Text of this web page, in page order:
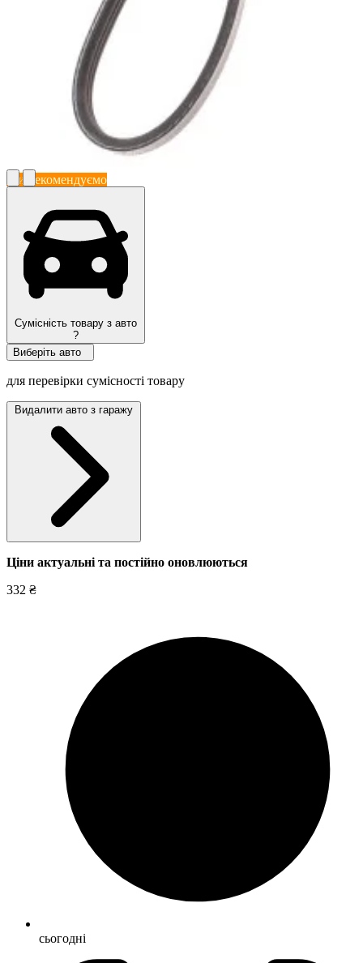
Ми рекомендуємо
Сумісність товару з авто
?
Виберіть авто
для перевірки сумісності товару
Видалити авто з гаражу
Ціни актуальні та постійно оновлюються
332 ₴
сьогодні